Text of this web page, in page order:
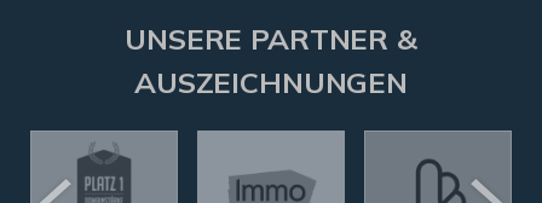
UNSERE PARTNER &
AUSZEICHNUNGEN